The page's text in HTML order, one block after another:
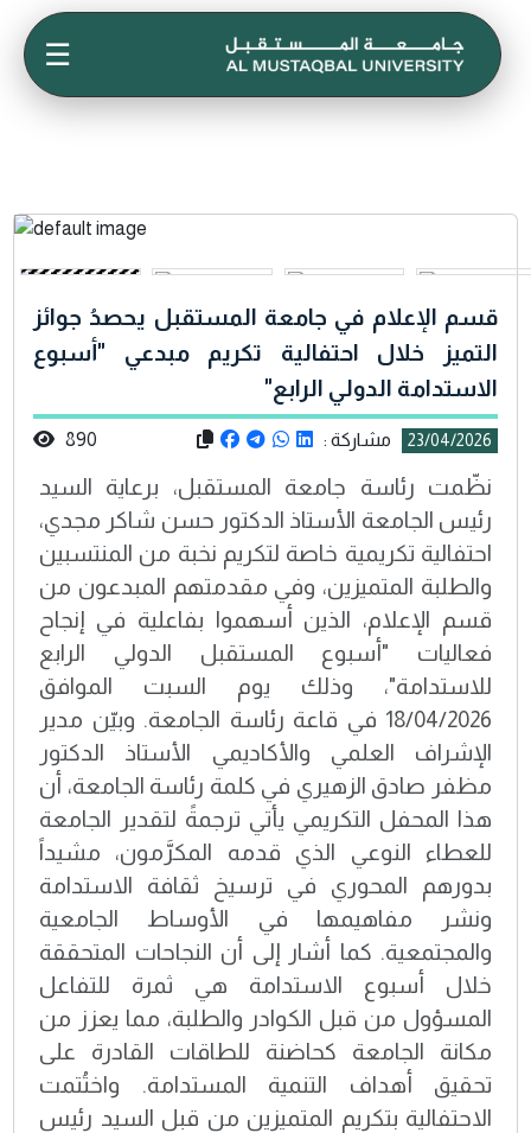
☰
قسم الإعلام في جامعة المستقبل يحصدُ جوائز
التميز خلال احتفالية تكريم مبدعي "أسبوع
الاستدامة الدولي الرابع"
23/04/2026 مشاركة : 890
نظّمت رئاسة جامعة المستقبل، برعاية السيد
رئيس الجامعة الأستاذ الدكتور حسن شاكر مجدي،
احتفالية تكريمية خاصة لتكريم نخبة من المنتسبين
والطلبة المتميزين، وفي مقدمتهم المبدعون من
قسم الإعلام، الذين أسهموا بفاعلية في إنجاح
فعاليات "أسبوع المستقبل الدولي الرابع
للاستدامة"، وذلك يوم السبت الموافق
18/04/2026 في قاعة رئاسة الجامعة. وبيّن مدير
الإشراف العلمي والأكاديمي الأستاذ الدكتور
مظفر صادق الزهيري في كلمة رئاسة الجامعة، أن
هذا المحفل التكريمي يأتي ترجمةً لتقدير الجامعة
للعطاء النوعي الذي قدمه المكرَّمون، مشيداً
بدورهم المحوري في ترسيخ ثقافة الاستدامة
ونشر مفاهيمها في الأوساط الجامعية
والمجتمعية. كما أشار إلى أن النجاحات المتحققة
خلال أسبوع الاستدامة هي ثمرة للتفاعل
المسؤول من قبل الكوادر والطلبة، مما يعزز من
مكانة الجامعة كحاضنة للطاقات القادرة على
تحقيق أهداف التنمية المستدامة. واختُتمت
الاحتفالية بتكريم المتميزين من قبل السيد رئيس